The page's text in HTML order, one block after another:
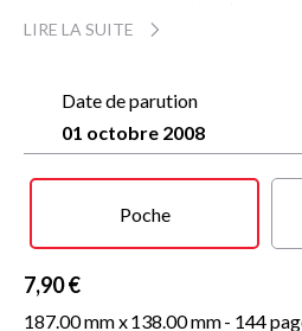
les traditions du monde entier ;
vérité, le détachement, la pauvreté...
Chaque histoire est :
- - resituée dans son origine ;
- suivie d'un court
mots-clés.
« On a grand tort de peindre la
LIRE LA SUITE
Date de parution
01 octobre 2008
Poche
7,90 €
187.00 mm x138.00 mm- 144